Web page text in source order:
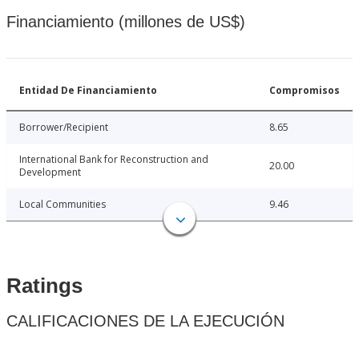
Financiamiento (millones de US$)
Entidad De Financiamiento Compromisos
Borrower/Recipient 8.65
International Bank for Reconstruction and
Development
20.00
Local Communities 9.46
Ratings
CALIFICACIONES DE LA EJECUCIÓN